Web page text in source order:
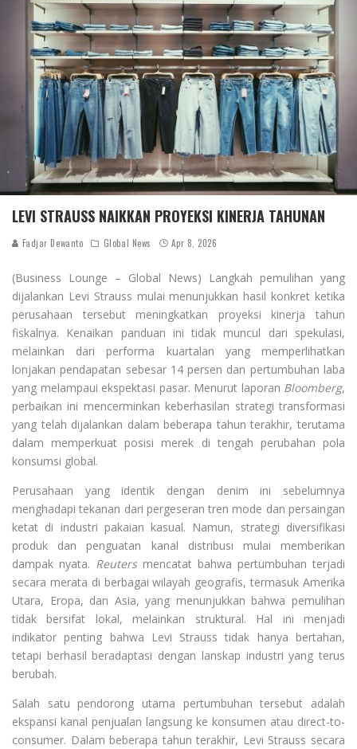
LEVI STRAUSS NAIKKAN PROYEKSI KINERJA TAHUNAN
Fadjar Dewanto Global News Apr 8, 2026
(Business Lounge – Global News) Langkah pemulihan yang
dijalankan Levi Strauss mulai menunjukkan hasil konkret ketika
perusahaan tersebut meningkatkan proyeksi kinerja tahun
fiskalnya. Kenaikan panduan ini tidak muncul dari spekulasi,
melainkan dari performa kuartalan yang memperlihatkan
lonjakan pendapatan sebesar 14 persen dan pertumbuhan laba
yang melampaui ekspektasi pasar. Menurut laporan Bloomberg,
perbaikan ini mencerminkan keberhasilan strategi transformasi
yang telah dijalankan dalam beberapa tahun terakhir, terutama
dalam memperkuat posisi merek di tengah perubahan pola
konsumsi global.
Perusahaan yang identik dengan denim ini sebelumnya
menghadapi tekanan dari pergeseran tren mode dan persaingan
ketat di industri pakaian kasual. Namun, strategi diversifikasi
produk dan penguatan kanal distribusi mulai memberikan
dampak nyata. Reutersmencatat bahwa pertumbuhan terjadi
secara merata di berbagai wilayah geografis, termasuk Amerika
Utara, Eropa, dan Asia, yang menunjukkan bahwa pemulihan
tidak bersifat lokal, melainkan struktural. Hal ini menjadi
indikator penting bahwa Levi Strauss tidak hanya bertahan,
tetapi berhasil beradaptasi dengan lanskap industri yang terus
berubah.
Salah satu pendorong utama pertumbuhan tersebut adalah
ekspansi kanal penjualan langsung ke konsumen atau direct-to-
consumer. Dalam beberapa tahun terakhir, Levi Strauss secara